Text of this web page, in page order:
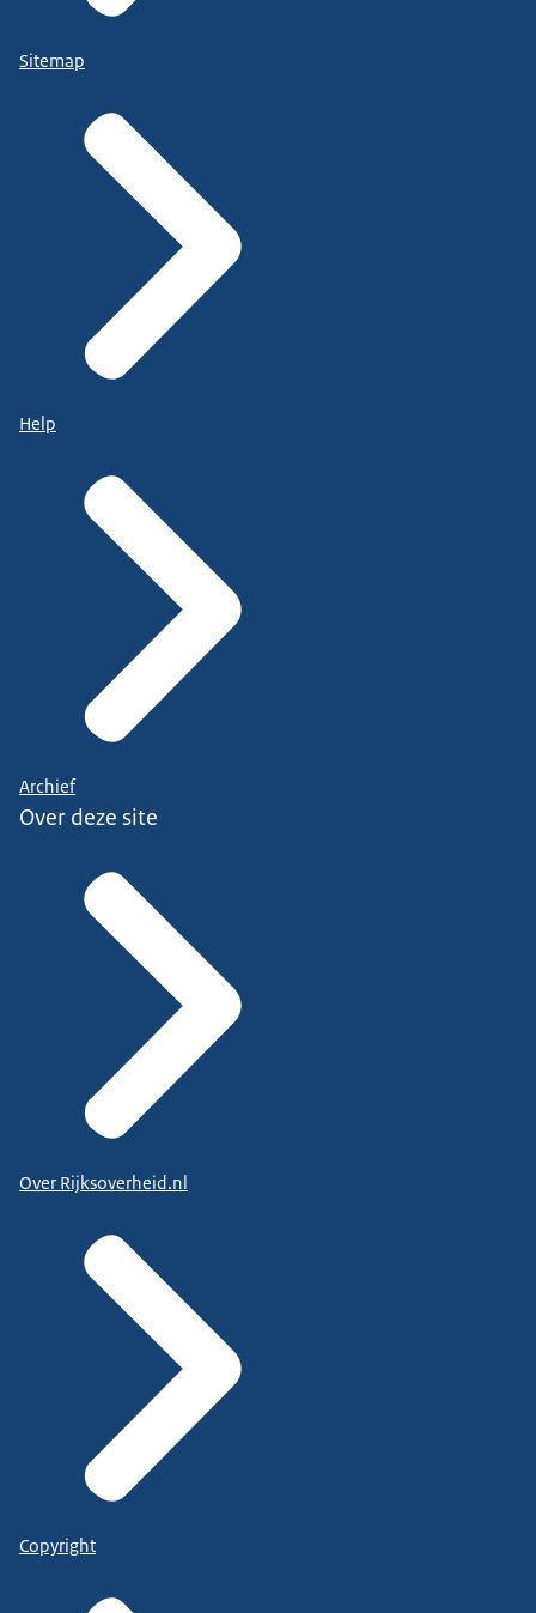
Sitemap
Help
Archief
Over deze site
Over Rijksoverheid.nl
Copyright